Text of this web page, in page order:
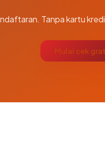
Tanpa kartu
Mulai cek